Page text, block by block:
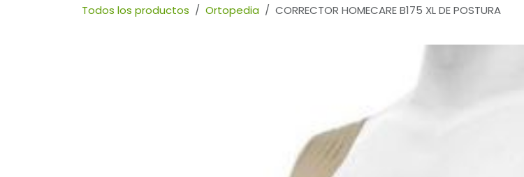
Todos los productos Ortopedia CORRECTOR HOMECARE B175 XL DE POSTURA